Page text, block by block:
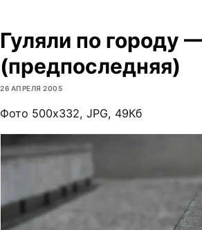
Гуляли по городу
(предпоследняя)
26 АПРЕЛЯ 2005
Фото 500х332, JPG, 49Кб